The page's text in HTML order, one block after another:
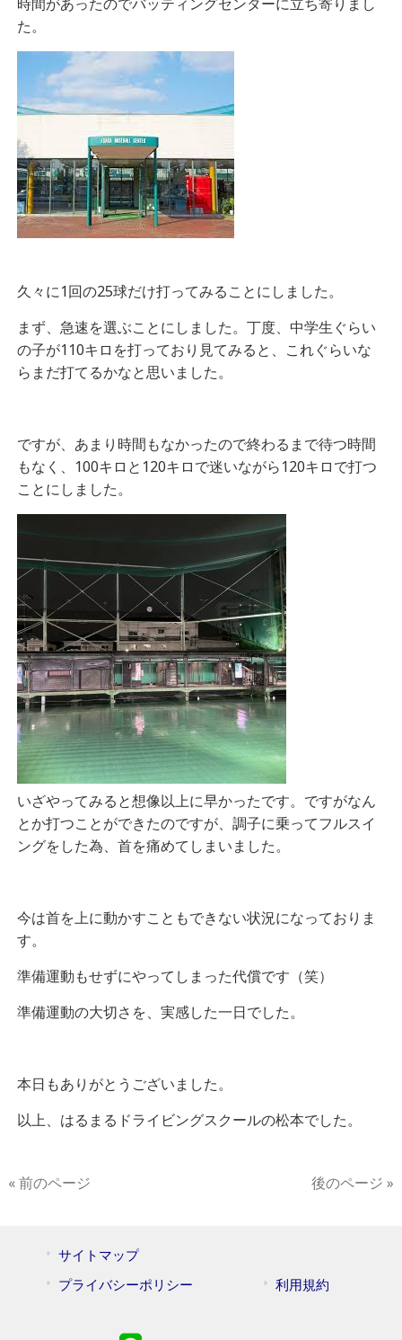
た。
久々に1回の25球だけ打ってみることにしました。
まず、急速を選ぶことにしました。丁度、中学生ぐらい
の子が110キロを打っており見てみると、これぐらいな
らまだ打てるかなと思いました。
ですが、あまり時間もなかったので終わるまで待つ時間
もなく、100キロと120キロで迷いながら120キロで打つ
ことにしました。
いざやってみると想像以上に早かったです。ですがなん
とか打つことができたのですが、調子に乗ってフルスイ
ングをした為、首を痛めてしまいました。
今は首を上に動かすこともできない状況になっておりま
す。
準備運動もせずにやってしまった代償です（笑）
準備運動の大切さを、実感した一日でした。
本日もありがとうございました。
以上、はるまるドライビングスクールの松本でした。
« 前のページ 後のページ »
サイトマップ
プライバシーポリシー
利用規約